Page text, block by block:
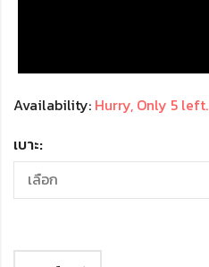
Availability: Hurry, Only 5 left.
เบาะ: